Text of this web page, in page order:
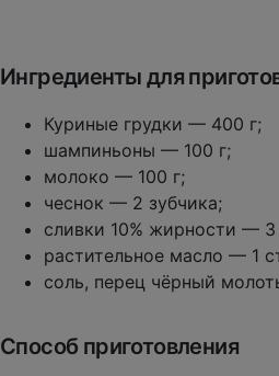
Ингредиенты для
Куриные грудки — 400 г;
шампиньоны — 100 г;
молоко — 100 г;
чеснок — 2 зубчика;
сливки 10% жирности —
растительное масло — 1
соль, перец чёрный
Способ приготовления